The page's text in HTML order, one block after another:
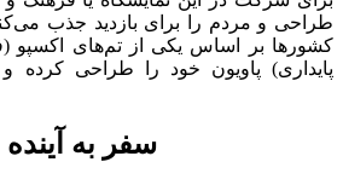
طراحی و مردم را برای بازدید جذب
کشورها بر اساس یکی از تم‌‌‌های اکسپو
پایداری) پاویون خود را طراحی کرده
سفر به آینده